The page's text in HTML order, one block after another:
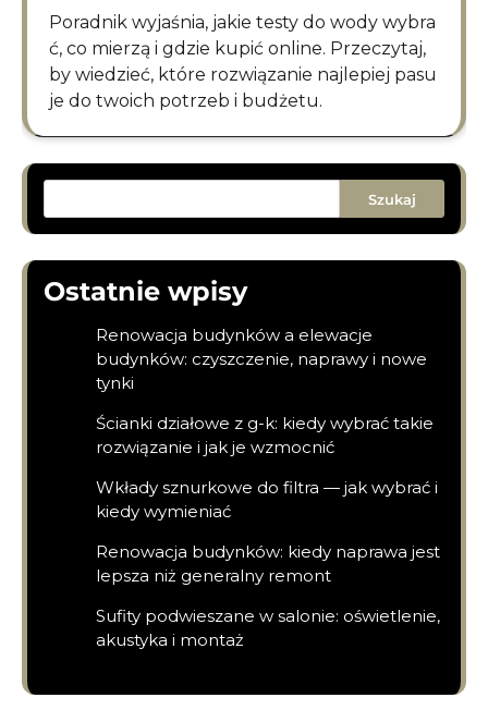
Poradnik wyjaśnia, jakie testy do wody wybra
ć, co mierzą i gdzie kupić online. Przeczytaj,
by wiedzieć, które rozwiązanie najlepiej pasu
je do twoich potrzeb i budżetu.
Szukaj
Ostatnie wpisy
Renowacja budynków a elewacje
budynków: czyszczenie, naprawy i nowe
tynki
Ścianki działowe z g-k: kiedy wybrać takie
rozwiązanie i jak je wzmocnić
Wkłady sznurkowe do filtra — jak wybrać i
kiedy wymieniać
Renowacja budynków: kiedy naprawa jest
lepsza niż generalny remont
Sufity podwieszane w salonie: oświetlenie,
akustyka i montaż